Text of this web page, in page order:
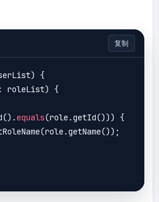
(IOException e) {
复制
{
roleList) {
equals(role.getId())) {